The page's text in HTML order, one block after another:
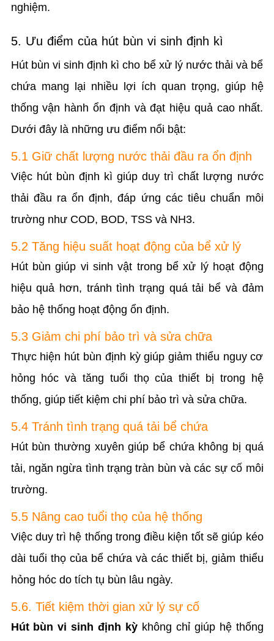
nghiệm.
5. Ưu điểm của hút bùn vi sinh định kì
Hút bùn vi sinh định kì cho bể xử lý nước thải và bể
chứa mang lại nhiều lợi ích quan trọng, giúp hệ
thống vận hành ổn định và đạt hiệu quả cao nhất.
Dưới đây là những ưu điểm nổi bật:
5.1 Giữ chất lượng nước thải đầu ra ổn định
Việc hút bùn định kì giúp duy trì chất lượng nước
thải đầu ra ổn định, đáp ứng các tiêu chuẩn môi
trường như COD, BOD, TSS và NH3.
5.2 Tăng hiệu suất hoạt động của bể xử lý
Hút bùn giúp vi sinh vật trong bể xử lý hoạt động
hiệu quả hơn, tránh tình trạng quá tải bể và đảm
bảo hệ thống hoạt động ổn định.
5.3 Giảm chi phí bảo trì và sửa chữa
Thực hiện hút bùn định kỳ giúp giảm thiểu nguy cơ
hỏng hóc và tăng tuổi thọ của thiết bị trong hệ
thống, giúp tiết kiệm chi phí bảo trì và sửa chữa.
5.4 Tránh tình trạng quá tải bể chứa
Hút bùn thường xuyên giúp bể chứa không bị quá
tải, ngăn ngừa tình trạng tràn bùn và các sự cố môi
trường.
5.5 Nâng cao tuổi thọ của hệ thống
Việc duy trì hệ thống trong điều kiện tốt sẽ giúp kéo
dài tuổi thọ của bể chứa và các thiết bị, giảm thiểu
hỏng hóc do tích tụ bùn lâu ngày.
5.6. Tiết kiệm thời gian xử lý sự cố
Hút bùn vi sinh định kỳ không chỉ giúp hệ thống